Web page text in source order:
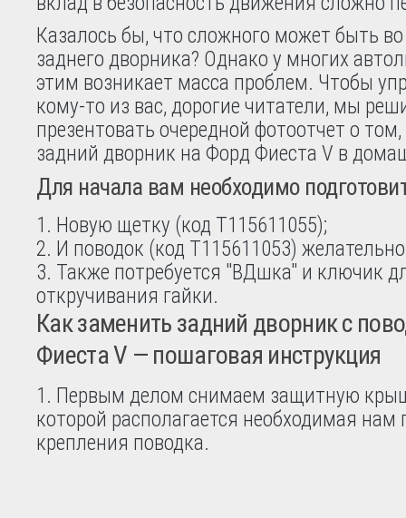
Казалось бы, что сложного может быть
заднего дворника? Однако у многих
этим возникает масса проблем. Чтобы
кому-то из вас, дорогие читатели, мы
презентовать очередной фотоотчет о
задний дворник на Форд Фиеста V в
Для начала вам необходимо
Новую щетку (код T115611055);
И поводок (код T115611053)
Также потребуется "ВДшка" и ключик
откручивания гайки.
Как заменить задний дворник с
Фиеста V — пошаговая инструкция
Первым делом снимаем защитную
которой располагается необходимая нам
крепления поводка.